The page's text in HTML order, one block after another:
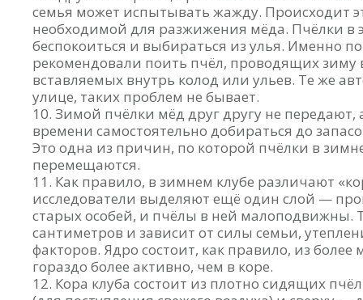
семья может испытывать жажду. Происходит
необходимой для разжижения мёда. Пчёлки в
беспокоиться и выбираться из улья. Именно
рекомендовали поить пчёл, проводящих
вставляемых внутрь колод или ульев. Те же
улице, таких проблем не бывает.
Зимой пчёлки мёд друг другу не
времени самостоятельно добираться до
Это одна из причин, по которой пчёлки в
перемещаются.
Как правило, в зимнем клубе различают
исследователи выделяют ещё один слой —
старых особей, и пчёлы в ней малоподвижны.
сантиметров и зависит от силы семьи,
факторов. Ядро состоит, как правило, из
гораздо более активно, чем в коре.
Кора клуба состоит из плотно сидящих